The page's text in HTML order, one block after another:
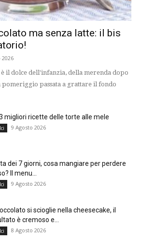
ma senza latte: il bis
2026
il dolce dell'infanzia, della merenda dopo
pomeriggio passata a grattare il fondo
migliori ricette delle torte alle mele
9 Agosto 2026
dei 7 giorni, cosa mangiare per perdere
Il menu...
9 Agosto 2026
si scioglie nella cheesecake, il
è cremoso e...
8 Agosto 2026